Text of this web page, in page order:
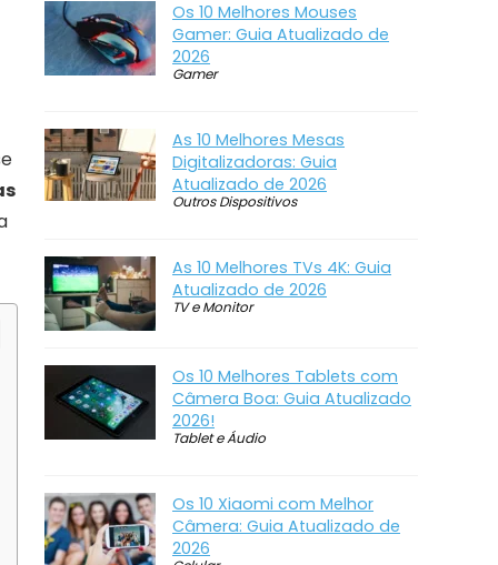
Os 10 Melhores Mouses
Gamer: Guia Atualizado de
2026
Gamer
As 10 Melhores Mesas
Digitalizadoras: Guia
Atualizado de 2026
Outros Dispositivos
As 10 Melhores TVs 4K: Guia
Atualizado de 2026
TV e Monitor
Os 10 Melhores Tablets com
Câmera Boa: Guia Atualizado
2026!
Tablet e Áudio
Os 10 Xiaomi com Melhor
Câmera: Guia Atualizado de
2026